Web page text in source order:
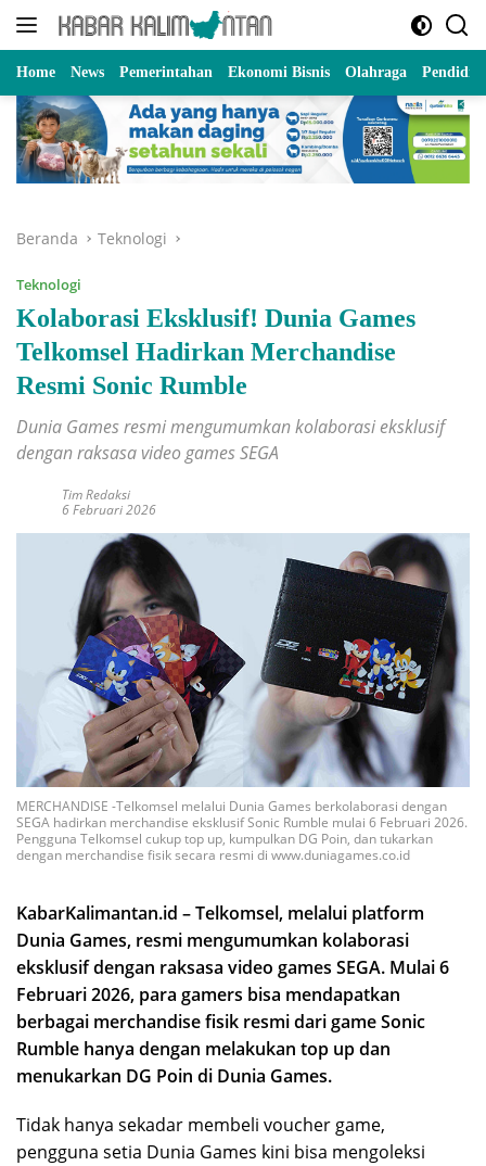
Langsung
Home News Pemerintahan Ekonomi Bisnis Olahraga
Beranda Teknologi
Teknologi
Kolaborasi Eksklusif! Dunia Games
Telkomsel Hadirkan Merchandise
Resmi Sonic Rumble
Dunia Games resmi mengumumkan kolaborasi eksklusif
dengan raksasa video games SEGA
Tim Redaksi
6 Februari 2026
MERCHANDISE -Telkomsel melalui Dunia Games berkolaborasi dengan
SEGA hadirkan merchandise eksklusif Sonic Rumble mulai 6 Februari 2026.
Pengguna Telkomsel cukup top up, kumpulkan DG Poin, dan tukarkan
dengan merchandise fisik secara resmi di www.duniagames.co.id
KabarKalimantan.id – Telkomsel, melalui platform
Dunia Games, resmi mengumumkan kolaborasi
eksklusif dengan raksasa video games SEGA. Mulai 6
Februari 2026, para gamers bisa mendapatkan
berbagai merchandise fisik resmi dari game Sonic
Rumble hanya dengan melakukan top up dan
menukarkan DG Poin di Dunia Games.
Tidak hanya sekadar membeli voucher game,
pengguna setia Dunia Games kini bisa mengoleksi